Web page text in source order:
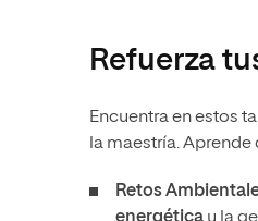
Refuerza
Encuentra en estos
la maestría.
Retos